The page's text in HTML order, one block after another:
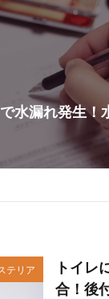
水漏れ発生！
テリア
トイレ
合！後